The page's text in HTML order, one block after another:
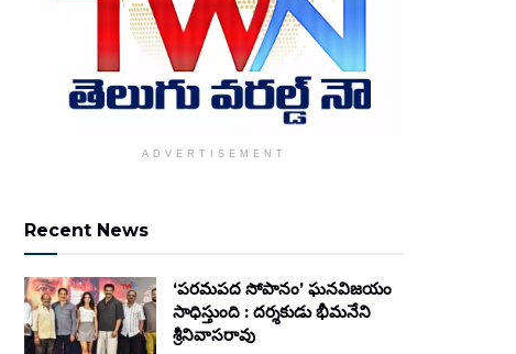
ADVERTISEMENT
Recent News
‘పరమపద సోపానం’ ఘనవిజయం
సాధిస్తుంది : దర్శకుడు భీమనేని
శ్రీనివాసరావు